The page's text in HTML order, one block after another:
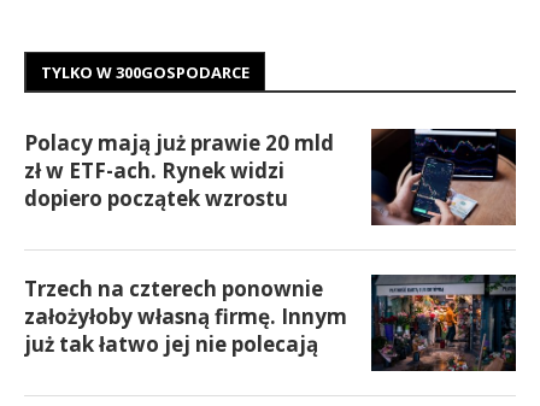
TYLKO W 300GOSPODARCE
Polacy mają już prawie 20 mld
zł w ETF-ach. Rynek widzi
dopiero początek wzrostu
Trzech na czterech ponownie
założyłoby własną firmę. Innym
już tak łatwo jej nie polecają